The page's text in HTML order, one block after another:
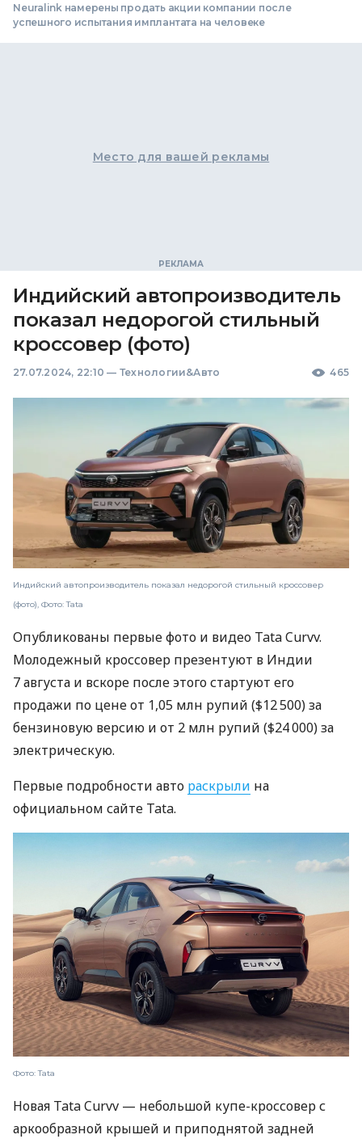
Neuralink намерены продать акции компании после
успешного испытания имплантата на человеке
Место для вашей рекламы
Индийский автопроизводитель
показал недорогой стильный
кроссовер (фото)
27.07.2024, 22:10 — Технологии&Авто 465
Индийский автопроизводитель показал недорогой стильный кроссовер
(фото), Фото: Tata
Опубликованы первые фото и видео Tata Curvv.
Молодежный кроссовер презентуют в Индии
7 августа и вскоре после этого стартуют его
продажи по цене от 1,05 млн рупий ($12 500) за
бензиновую версию и от 2 млн рупий ($24 000) за
электрическую.
Первые подробности авто раскрыли на
официальном сайте Tata.
Фото: Tata
Новая Tata Curvv — небольшой купе-кроссовер с
аркообразной крышей и приподнятой задней